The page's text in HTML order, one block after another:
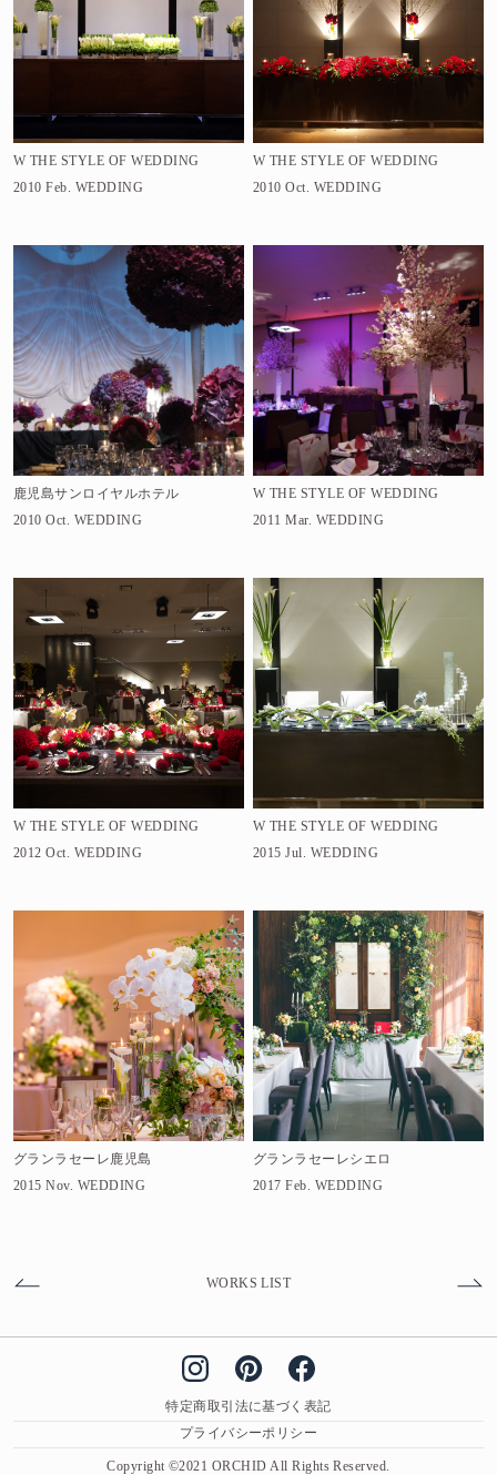
W THE STYLE OF WEDDING
2010 Feb. WEDDING
W THE STYLE OF WEDDING
2010 Oct. WEDDING
鹿児島サンロイヤルホテル
2010 Oct. WEDDING
W THE STYLE OF WEDDING
2011 Mar. WEDDING
W THE STYLE OF WEDDING
2012 Oct. WEDDING
W THE STYLE OF WEDDING
2015 Jul. WEDDING
グランラセーレ鹿児島
2015 Nov. WEDDING
グランラセーレシエロ
2017 Feb. WEDDING
WORKS LIST
特定商取引法に基づく表記
プライバシーポリシー
Copyright ©2021 ORCHID All Rights Reserved.